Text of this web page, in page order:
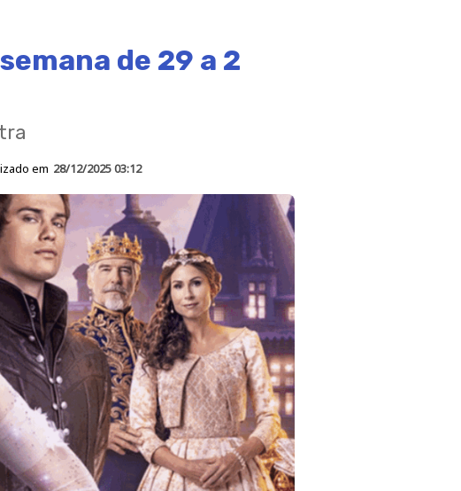
de 29 a 2
em 28/12/2025 03:12